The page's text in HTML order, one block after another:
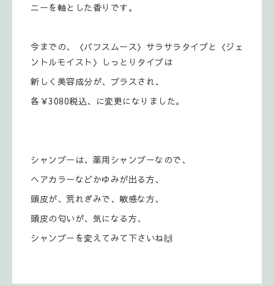
ニーを軸とした香りです。
今までの、〈パフスムース〉サラサラタイプと〈ジェ
ントルモイスト〉しっとりタイプは
新しく美容成分が、プラスされ、
各￥3080税込、に変更になりました。
シャンプーは、薬用シャンプーなので、
ヘアカラーなどかゆみが出る方、
頭皮が、荒れぎみで、敏感な方、
頭皮の匂いが、気になる方、
シャンプーを変えてみて下さいね🙌